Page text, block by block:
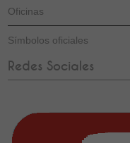
Oficinas
Símbolos oficiales
Redes Sociales